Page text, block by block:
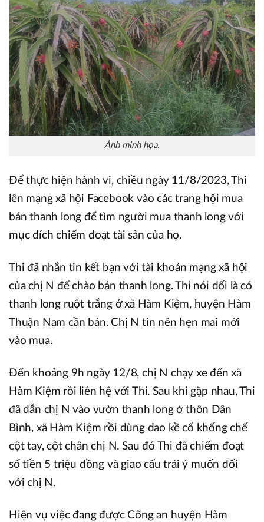
Ảnh minh họa.
Để thực hiện hành vi, chiều ngày 11/8/2023, Thi
lên mạng xã hội Facebook vào các trang hội mua
bán thanh long để tìm người mua thanh long với
mục đích chiếm đoạt tài sản của họ.
Thi đã nhắn tin kết bạn với tài khoản mạng xã hội
của chị N để chào bán thanh long. Thi nói dối là có
thanh long ruột trắng ở xã Hàm Kiệm, huyện Hàm
Thuận Nam cần bán. Chị N tin nên hẹn mai mới
vào mua.
Đến khoảng 9h ngày 12/8, chị N chạy xe đến xã
Hàm Kiệm rồi liên hệ với Thi. Sau khi gặp nhau, Thi
đã dẫn chị N vào vườn thanh long ở thôn Dân
Bình, xã Hàm Kiệm rồi dùng dao kề cổ khống chế
cột tay, cột chân chị N. Sau đó Thi đã chiếm đoạt
số tiền 5 triệu đồng và giao cấu trái ý muốn đối
với chị N.
Hiện vụ việc đang được Công an huyện Hàm